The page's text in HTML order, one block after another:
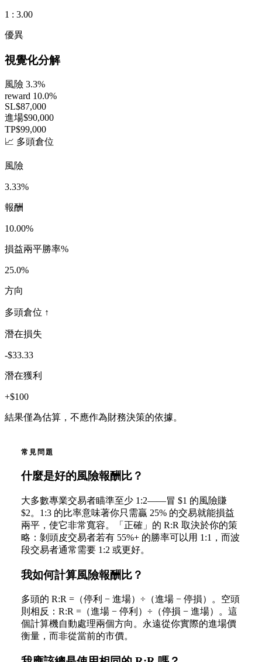
1 : 3.00
優異
視覺化分解
風險 3.3%
reward 10.0%
SL$87,000
進場$90,000
TP$99,000
📈 多頭倉位
風險
3.33%
報酬
10.00%
損益兩平勝率%
25.0%
方向
多頭倉位 ↑
潛在損失
-$33.33
潛在獲利
+$100
結果僅為估算，不應作為財務決策的依據。
常見問題
什麼是好的風險報酬比？
大多數專業交易者瞄準至少 1:2——冒 $1 的風險賺
$2。1:3 的比率意味著你只需贏 25% 的交易就能損益
兩平，使它非常寬容。「正確」的 R:R 取決於你的策
略：剝頭皮交易者若有 55%+ 的勝率可以用 1:1，而波
段交易者通常需要 1:2 或更好。
我如何計算風險報酬比？
多頭的 R:R =（停利 − 進場）÷（進場 − 停損）。空頭
則相反：R:R =（進場 − 停利）÷（停損 − 進場）。這
個計算機自動處理兩個方向。永遠從你實際的進場價
衡量，而非從當前的市價。